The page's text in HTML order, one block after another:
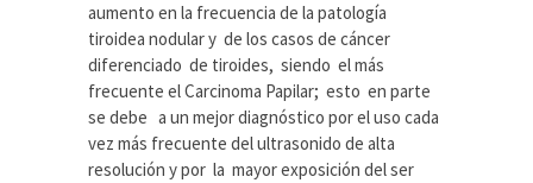
aumento en la frecuencia de la patología
tiroidea nodular y de los casos de cáncer
diferenciado de tiroides, siendo el más
frecuente el Carcinoma Papilar; esto en parte
se debe a un mejor diagnóstico por el uso cada
vez más frecuente del ultrasonido de alta
resolución y por la mayor exposición del ser